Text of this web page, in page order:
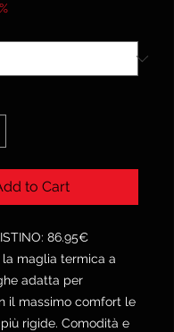
to Cart
86.95€
la maglia termica a
adatta per
il massimo comfort le
rigide. Comodità e